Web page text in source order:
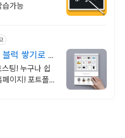
습가능
럭 쌓기로 만
팅! 누구나 쉽
이지! 포트폴리